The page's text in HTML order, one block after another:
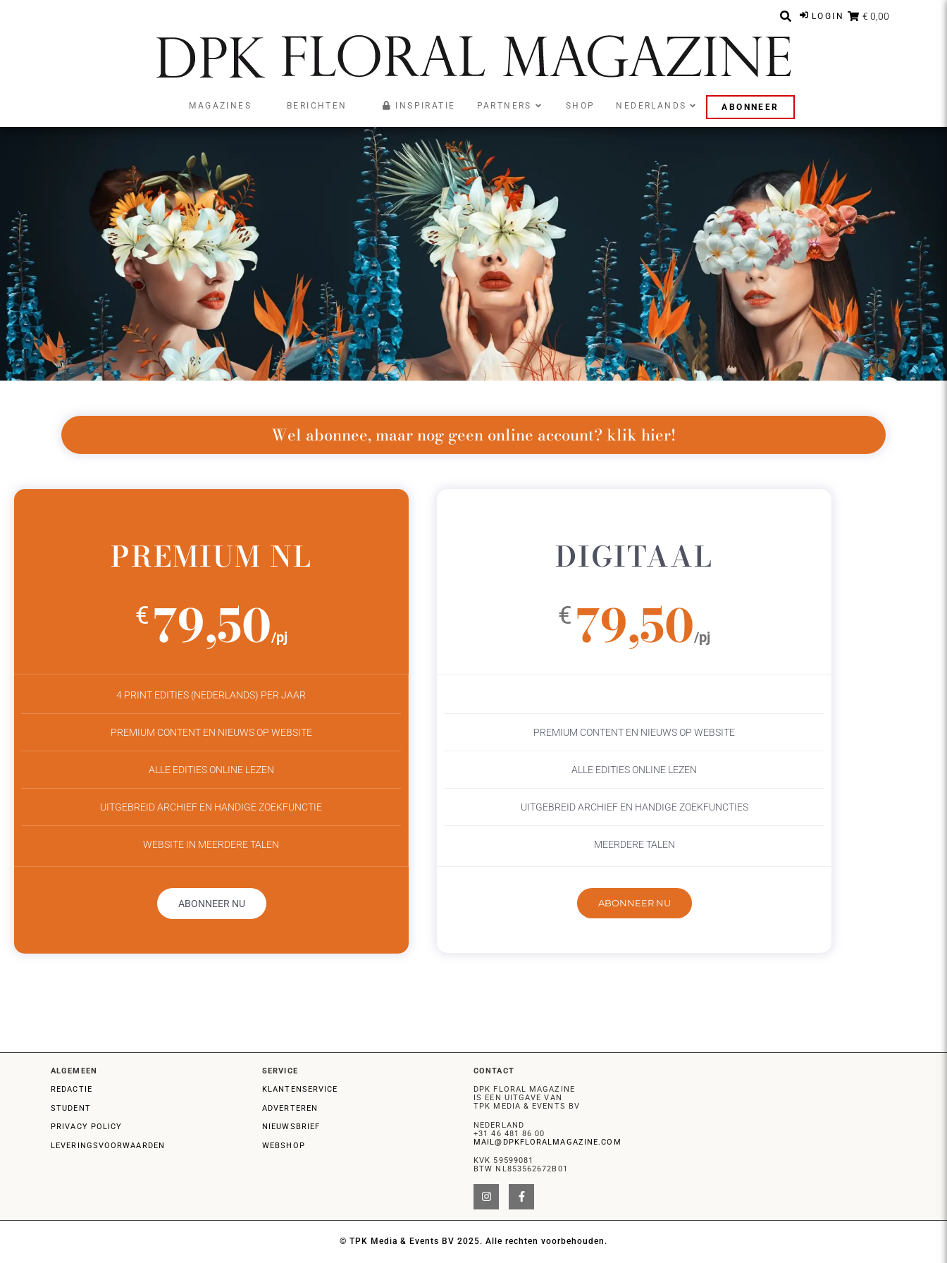
LOGIN € 0,00
MAGAZINES BERICHTEN INSPIRATIE PARTNERS SHOP NEDERLANDS ABONNEER
Wel abonnee, maar nog geen online account? klik hier!
PREMIUM NL
€ 79,50/pj
4 PRINT EDITIES (NEDERLANDS) PER JAAR
PREMIUM CONTENT EN NIEUWS OP WEBSITE
ALLE EDITIES ONLINE LEZEN
UITGEBREID ARCHIEF EN HANDIGE ZOEKFUNCTIE
WEBSITE IN MEERDERE TALEN
ABONNEER NU
DIGITAAL
€ 79,50/pj
PREMIUM CONTENT EN NIEUWS OP WEBSITE
ALLE EDITIES ONLINE LEZEN
UITGEBREID ARCHIEF EN HANDIGE ZOEKFUNCTIES
MEERDERE TALEN
ABONNEER NU
ALGEMEEN
REDACTIE
STUDENT
PRIVACY POLICY
LEVERINGSVOORWAARDEN
SERVICE
KLANTENSERVICE
ADVERTEREN
NIEUWSBRIEF
WEBSHOP
CONTACT
DPK FLORAL MAGAZINE
IS EEN UITGAVE VAN
TPK MEDIA & EVENTS BV
NEDERLAND
+31 46 481 86 00
MAIL@DPKFLORALMAGAZINE.COM
KVK 59599081
BTW NL853562672B01
© TPK Media & Events BV 2025. Alle rechten voorbehouden.